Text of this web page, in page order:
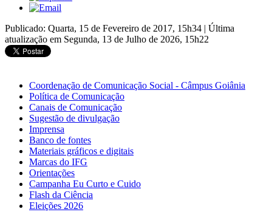
Publicado: Quarta, 15 de Fevereiro de 2017, 15h34 | Última
atualização em Segunda, 13 de Julho de 2026, 15h22
Coordenação de Comunicação Social - Câmpus Goiânia
Política de Comunicação
Canais de Comunicação
Sugestão de divulgação
Imprensa
Banco de fontes
Materiais gráficos e digitais
Marcas do IFG
Orientações
Campanha Eu Curto e Cuido
Flash da Ciência
Eleições 2026